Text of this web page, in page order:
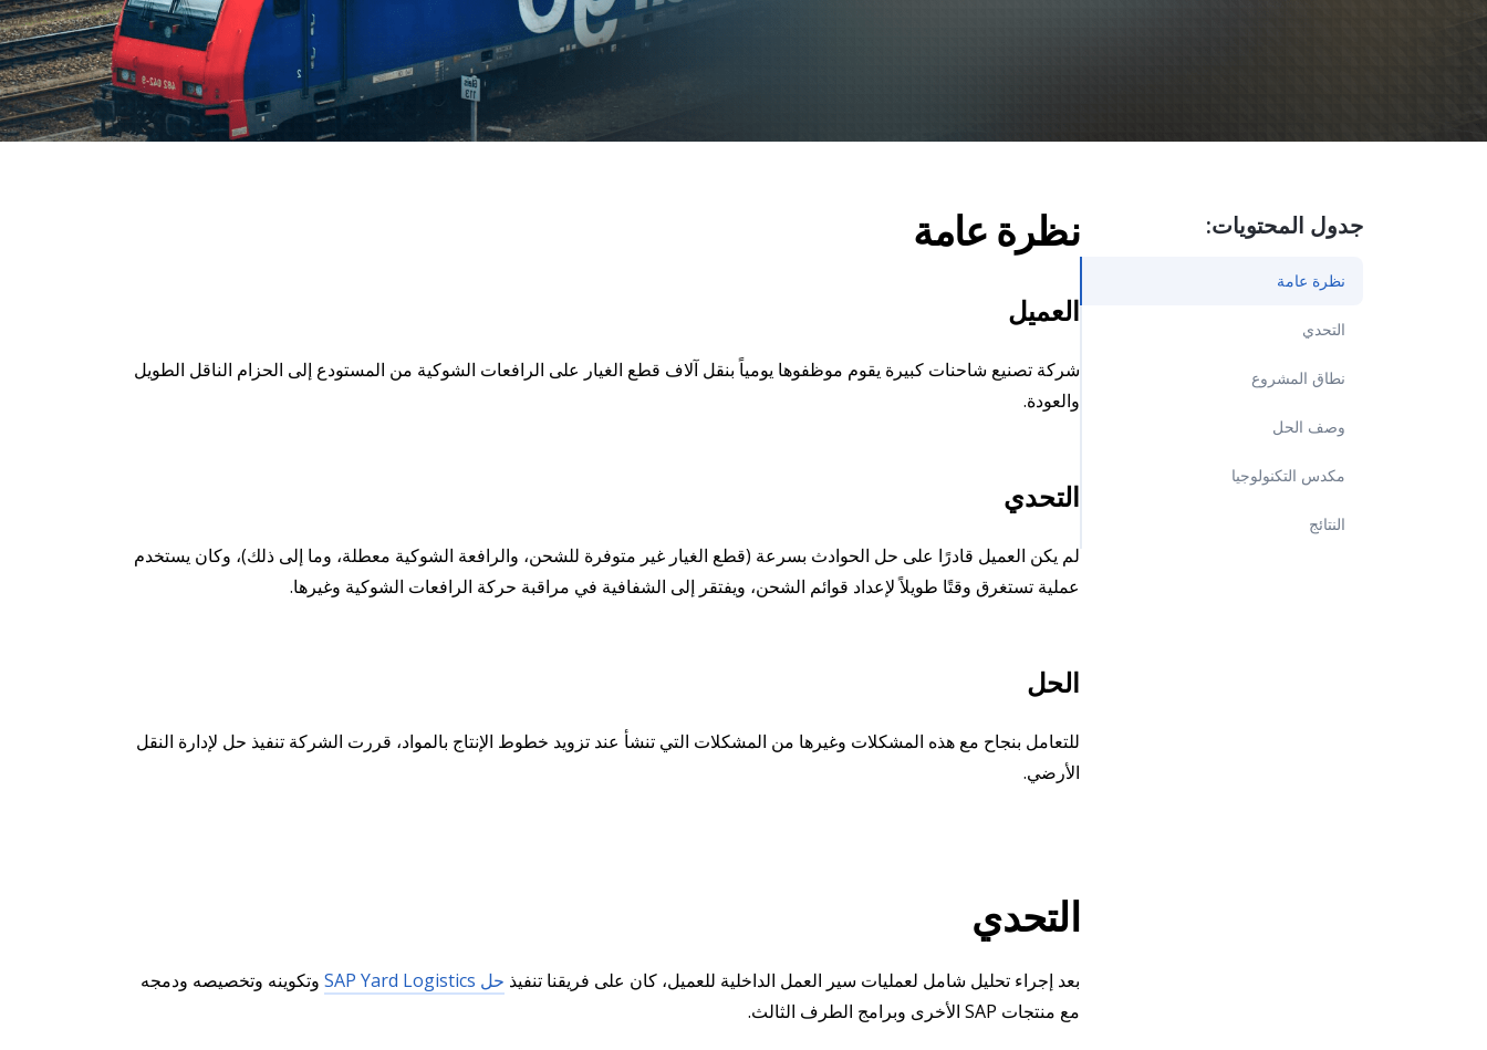
SAP Integration Suite
جدول المحتويات:
نظرة عامة
التحدي
نطاق المشروع
وصف الحل
مكدس التكنولوجيا
النتائج
نظرة عامة
العميل
شركة تصنيع شاحنات كبيرة يقوم موظفوها يومياً بنقل آلاف قطع الغيار على الرافعات الشوكية من المستودع إلى الحزام الناقل الطويل
والعودة.
التحدي
لم يكن العميل قادرًا على حل الحوادث بسرعة (قطع الغيار غير متوفرة للشحن، والرافعة الشوكية معطلة، وما إلى ذلك)، وكان يستخدم
عملية تستغرق وقتًا طويلاً لإعداد قوائم الشحن، ويفتقر إلى الشفافية في مراقبة حركة الرافعات الشوكية وغيرها.
الحل
للتعامل بنجاح مع هذه المشكلات وغيرها من المشكلات التي تنشأ عند تزويد خطوط الإنتاج بالمواد، قررت الشركة تنفيذ حل لإدارة النقل
الأرضي.
التحدي
بعد إجراء تحليل شامل لعمليات سير العمل الداخلية للعميل، كان على فريقنا تنفيذ حل SAP Yard Logistics
وتكوينه وتخصيصه ودمجه
مع منتجات SAP الأخرى وبرامج الطرف الثالث.